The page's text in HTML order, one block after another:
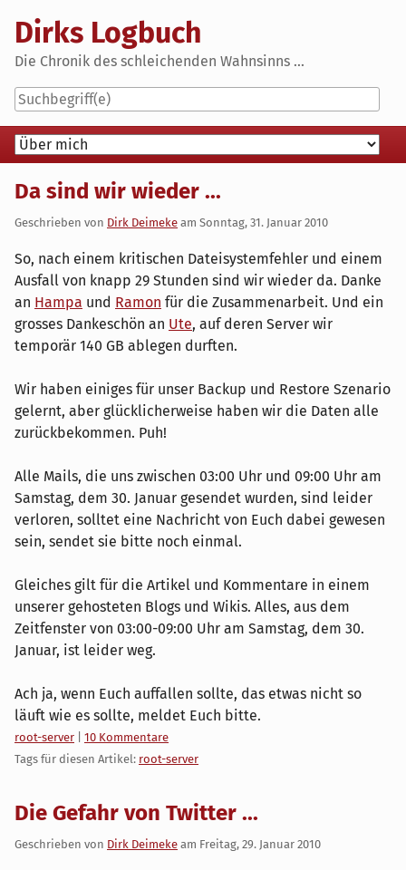
content
Dirks Logbuch
Die Chronik des schleichenden Wahnsinns ...
Navigation
Da sind wir wieder ...
Geschrieben von Dirk Deimeke am Sonntag, 31. Januar 2010
So, nach einem kritischen Dateisystemfehler und einem
Ausfall von knapp 29 Stunden sind wir wieder da. Danke
an Hampa und Ramon für die Zusammenarbeit. Und ein
grosses Dankeschön an Ute, auf deren Server wir
temporär 140 GB ablegen durften.
Wir haben einiges für unser Backup und Restore Szenario
gelernt, aber glücklicherweise haben wir die Daten alle
zurückbekommen. Puh!
Alle Mails, die uns zwischen 03:00 Uhr und 09:00 Uhr am
Samstag, dem 30. Januar gesendet wurden, sind leider
verloren, solltet eine Nachricht von Euch dabei gewesen
sein, sendet sie bitte noch einmal.
Gleiches gilt für die Artikel und Kommentare in einem
unserer gehosteten Blogs und Wikis. Alles, aus dem
Zeitfenster von 03:00-09:00 Uhr am Samstag, dem 30.
Januar, ist leider weg.
Ach ja, wenn Euch auffallen sollte, das etwas nicht so
läuft wie es sollte, meldet Euch bitte.
Kategorien:
root-server
10 Kommentare
Tags für diesen Artikel: root-server
Die Gefahr von Twitter ...
Geschrieben von Dirk Deimeke am Freitag, 29. Januar 2010